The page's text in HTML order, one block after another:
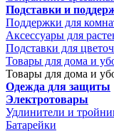
Подставки и
Поддержки для
Аксессуары для
Подставки для
Товары для дома и
Товары для дома и
Одежда для защиты
Электротовары
Удлинители и
Батарейки